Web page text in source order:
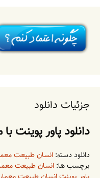
جزئیات دانلود
دانلود پاور پوینت
دانلود دسته: انسان طبیعت
برچسب ها: انسان طبیعت